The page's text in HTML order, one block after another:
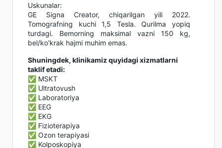
Uskunalar:
GE Signa Creator, chiqarilgan yili 2022.
Tomografning kuchi 1,5 Tesla. Qurilma yopiq
turdagi. Bemorning maksimal vazni 150 kg,
bel/ko'krak hajmi muhim emas.
Shuningdek, klinikamiz quyidagi xizmatlarni
taklif etadi:
✅ MSKT
✅ Ultratovush
✅ Laboratoriya
✅ EEG
✅ EKG
✅ Fizioterapiya
✅ Ozon terapiyasi
✅ Kolposkopiya